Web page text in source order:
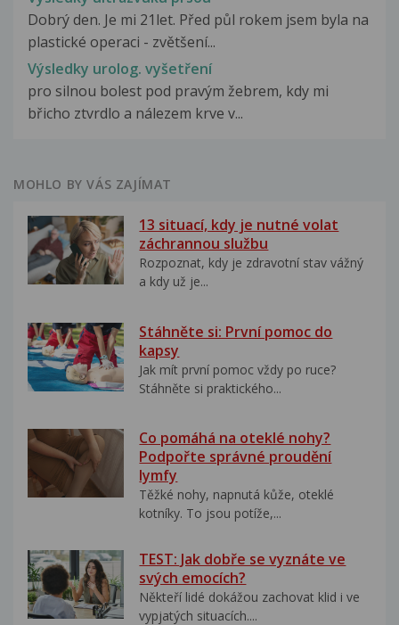
Dobrý den. Je mi 21let. Před půl rokem jsem byla na
plastické operaci - zvětšení...
Výsledky urolog. vyšetření
pro silnou bolest pod pravým žebrem, kdy mi
břicho ztvrdlo a nálezem krve v...
MOHLO BY VÁS ZAJÍMAT
13 situací, kdy je nutné volat
záchrannou službu
Rozpoznat, kdy je zdravotní stav vážný
a kdy už je...
Stáhněte si: První pomoc do
kapsy
Jak mít první pomoc vždy po ruce?
Stáhněte si praktického...
Co pomáhá na oteklé nohy?
Podpořte správné proudění
lymfy
Těžké nohy, napnutá kůže, oteklé
kotníky. To jsou potíže,...
TEST: Jak dobře se vyznáte ve
svých emocích?
Někteří lidé dokážou zachovat klid i ve
vypjatých situacích....